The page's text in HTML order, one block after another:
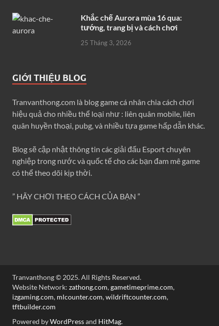
Khắc chế Aurora mùa 16 qua:
tướng, trang bị và cách chơi
25 Tháng 3, 2026
GIỚI THIỆU BLOG
Tranvanthong.com là blog game cá nhân chia cách chơi
hiệu quả cho nhiều thể loại như : liên quân mobile, liên
quân huyền thoại, pubg, và nhiều tựa game hấp dẫn khác.
Blog sẽ cập nhật thông tin các giải đấu Esport chuyên
nghiệp trong nước và quốc tế cho các bạn đam mê game
có thể theo dõi kịp thời.
” HÃY CHƠI THEO CÁCH CỦA BẠN ”
Tranvanthong © 2025. All Rights Reserved.
Website Network: zathong.com,gametimeprime.com,
izgaming.com, mlcounter.com,wildriftcounter.com,
tftbuilder.com
Powered byWordPressand HitMag.